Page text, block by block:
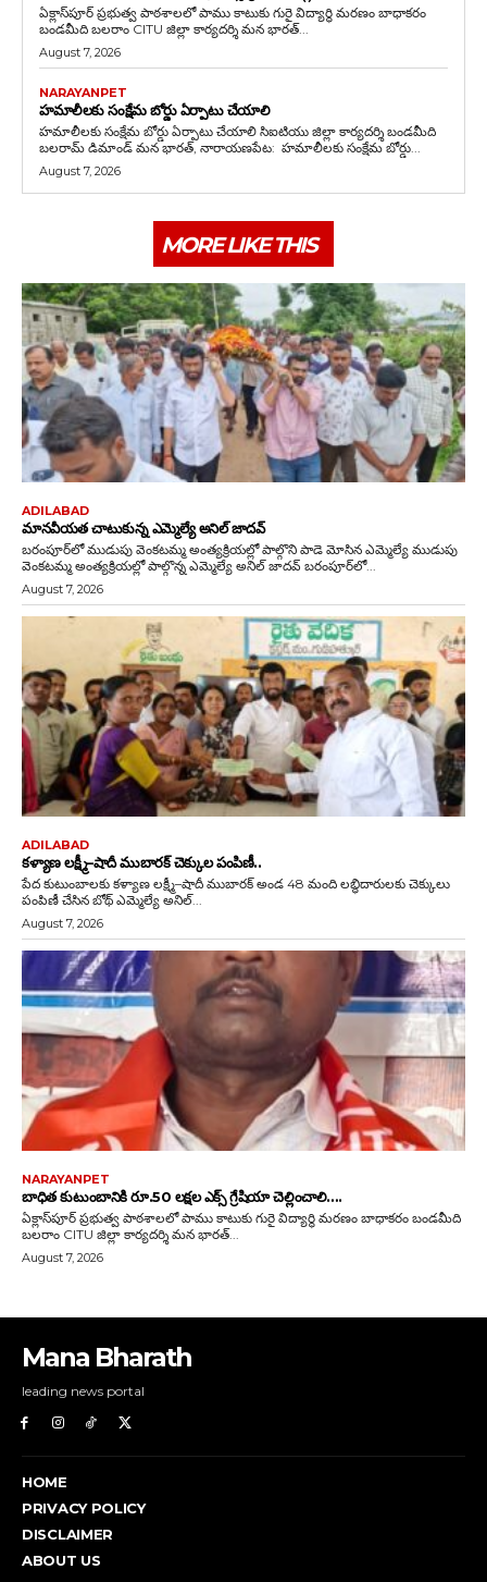
Mana Bharath
leading news portal
HOME
PRIVACY POLICY
DISCLAIMER
ABOUT US